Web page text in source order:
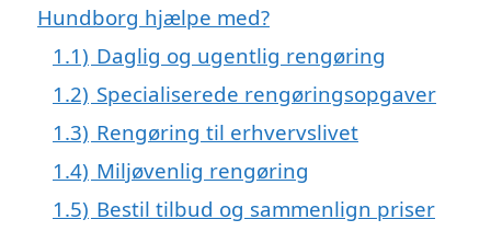
Hundborg hjælpe med?
1.1) Daglig og ugentlig rengøring
1.2) Specialiserede rengøringsopgaver
1.3) Rengøring til erhvervslivet
1.4) Miljøvenlig rengøring
1.5) Bestil tilbud og sammenlign priser